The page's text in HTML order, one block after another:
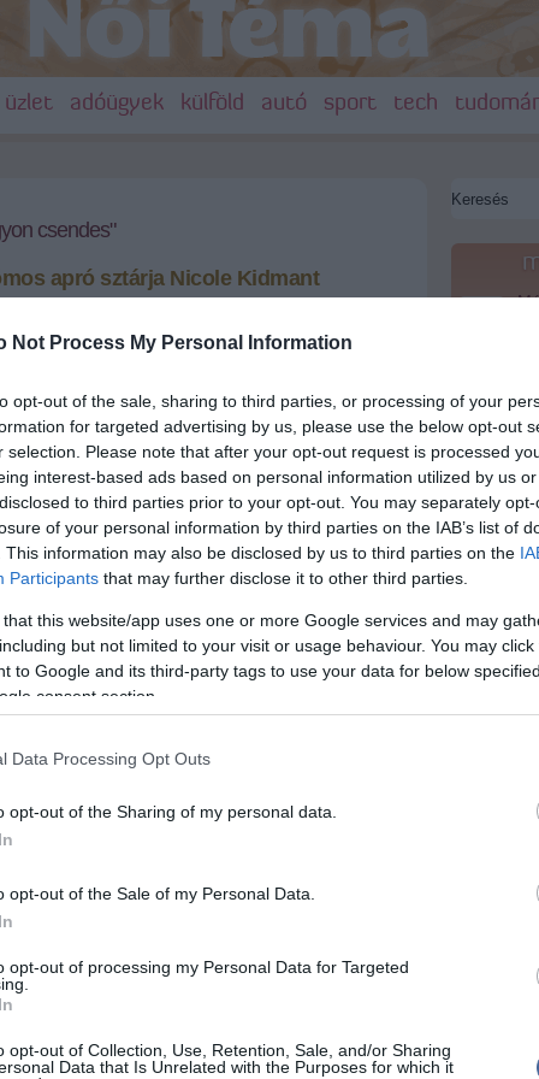
Not Process My Personal Information
opt-out of the sale, sharing to third parties, or processing of your
for targeted advertising by us, please use the below opt-out
selection. Please note that after your opt-out request is processed
interest-based ads based on personal information utilized by us
to third parties prior to your opt-out. You may separately
of your personal information by third parties on the IAB’s list of
This information may also be disclosed by us to third parties on the
Participants that may further disclose it to other third parties.
that this website/app uses one or more Google services and may
but not limited to your visit or usage behaviour. You may
to Google and its third-party tags to use your data for below
consent section.
Data Processing Opt Outs
opt-out of the Sharing of my personal data.
opt-out of the Sale of my Personal Data.
opt-out of processing my Personal Data for Targeted
opt-out of Collection, Use, Retention, Sale, and/or Sharing
Data that Is Unrelated with the Purposes for which it
üzlet adóügyek külföld autó sport tech
csendes"
apró sztárja Nicole Kidmant
azt is elárulta, hogy Nicole nagyon furcsán
+ -
a Gettó milliomos gyereksztárja, de már saját
Nem is akármilyennel: Rubina Ali
idők legfiatalabb önéletrajzírója. A 192 oldalas
24 oldal szól Rubina korábbi életéről, a többi az
film forgatásáról és az ezt követő élményeiről
természetesen nem egyedül írta a kislány:
és Rubina hat hónapos együttműködéséből
többek között Nicole Kidmanről is szót ejt a
az egyik reklámfilm forgatásán találkozott
mondja, nem sokat beszélgettek, mert Nicole nagyon
egy kicsit félős– olvasható a könyvben. –
kimenni a napra. Furcsa nő.
Nicole Kidmant a Chanel arcaként
A
14:26
a
11:15
Nem is
AZ